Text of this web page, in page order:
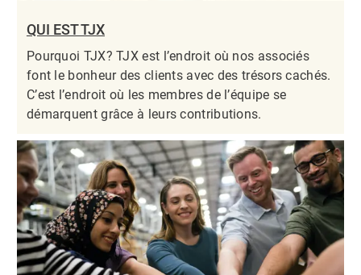
QUI EST TJX
Pourquoi TJX? TJX est l’endroit où nos associés
font le bonheur des clients avec des trésors cachés.
C’est l’endroit où les membres de l’équipe se
démarquent grâce à leurs contributions.​​​​​​​